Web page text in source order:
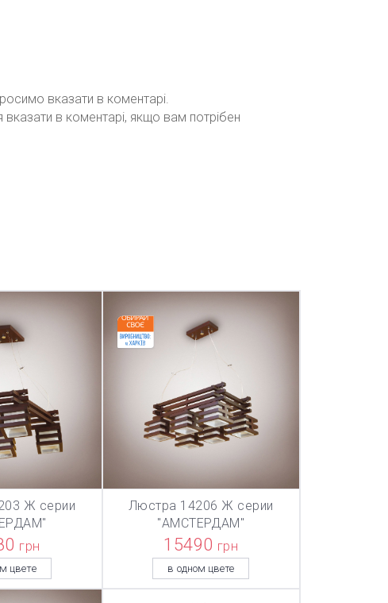
вказати в коментарі.
вказати в коментарі, якщо вам потрібен
ТОВАР ДОБАВЛЕН В КОРЗИНУ
Ж серии
грн
цвете
В КОРЗИНУ
Люстра 14206 Ж серии
"АМСТЕРДАМ"
15490 грн
в одном цвете